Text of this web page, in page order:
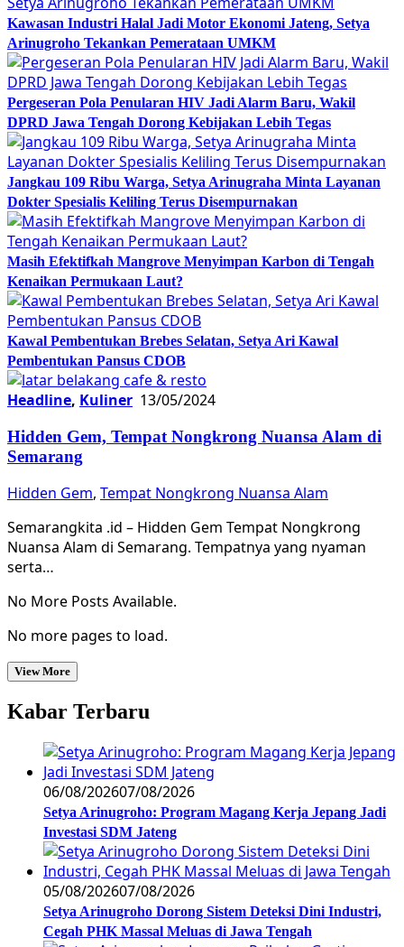
Kawasan Industri Halal Jadi Motor Ekonomi Jateng, Setya
Arinugroho Tekankan Pemerataan UMKM
Pergeseran Pola Penularan HIV Jadi Alarm Baru, Wakil
DPRD Jawa Tengah Dorong Kebijakan Lebih Tegas
Jangkau 109 Ribu Warga, Setya Arinugraha Minta Layanan
Dokter Spesialis Keliling Terus Disempurnakan
Masih Efektifkah Mangrove Menyimpan Karbon di Tengah
Kenaikan Permukaan Laut?
Kawal Pembentukan Brebes Selatan, Setya Ari Kawal
Pembentukan Pansus CDOB
Headline, Kuliner 13/05/2024
Hidden Gem, Tempat Nongkrong Nuansa Alam di
Semarang
Hidden Gem, Tempat Nongkrong Nuansa Alam
Semarangkita .id – Hidden Gem Tempat Nongkrong
Nuansa Alam di Semarang. Tempatnya yang nyaman
serta…
No More Posts Available.
No more pages to load.
View More
Kabar Terbaru
06/08/202607/08/2026
Setya Arinugroho: Program Magang Kerja Jepang Jadi
Investasi SDM Jateng
05/08/202607/08/2026
Setya Arinugroho Dorong Sistem Deteksi Dini Industri,
Cegah PHK Massal Meluas di Jawa Tengah